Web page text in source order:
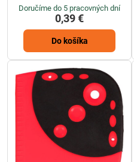
Doručíme do 5 pracovných dní
0,39 €
Do košíka